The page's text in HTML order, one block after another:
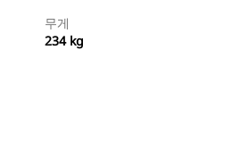
무게
234 kg